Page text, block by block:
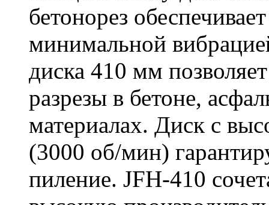
бетонорез
минимальной
диска 410 мм
разрезы в бетоне,
материалах. Диск с
(3000 об/мин)
пиление. JFH-410